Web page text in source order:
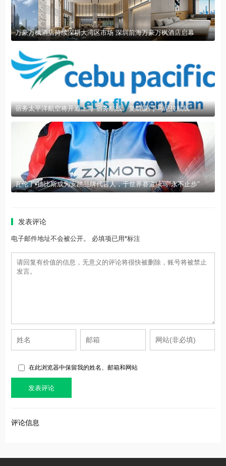
万豪万枫酒店持续深耕大湾区市场 深圳前海万豪万枫酒店启幕
宿务太平洋航空将开通上海-宿务航线、复航厦门-马尼拉航线
瓦伦丁•德比斯成为安踏品牌代言人，于世界赛道续写"永不止步"
发表评论
电子邮件地址不会被公开。 必填项已用*标注
在此浏览器中保留我的姓名、邮箱和网站
评论信息